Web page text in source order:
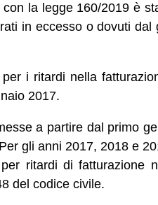
la legge 160/2019 è
in eccesso o dovuti
i ritardi nella
2017.
a partire dal primo
gli anni 2017, 2018 e
ritardi di fatturazione
del codice civile.